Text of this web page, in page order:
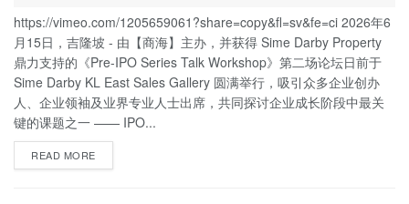
https://vimeo.com/1205659061?share=copy&fl=sv&fe=ci 2026年6
月15日，吉隆坡 - 由【商海】主办，并获得 Sime Darby Property
鼎力支持的《Pre-IPO Series Talk Workshop》第二场论坛日前于
Sime Darby KL East Sales Gallery 圆满举行，吸引众多企业创办
人、企业领袖及业界专业人士出席，共同探讨企业成长阶段中最关
键的课题之一 —— IPO...
READ MORE